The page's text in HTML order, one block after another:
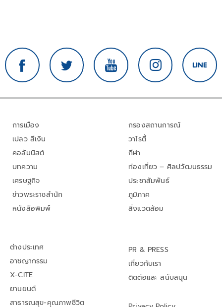
การเมือง
เปลว สีเงิน
คอลัมนิสต์
บทความ
เศรษฐกิจ
ข่าวพระราชสำนัก
หนังสือพิมพ์
กรองสถานการณ์
วาไรตี้
กีฬา
ท่องเที่ยว – ศิลปวัฒนธรรม
ประชาสัมพันธ์
ภูมิภาค
สิ่งแวดล้อม
ต่างประเทศ
อาชญากรรม
X-CITE
ยานยนต์
สาธารณสุข-คุณภาพชีวิต
PR & PRESS
เกี่ยวกับเรา
ติดต่อและ สนับสนุน